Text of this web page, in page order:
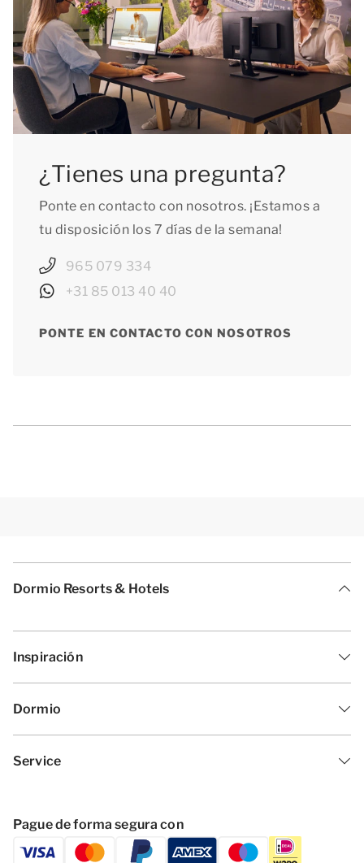
¿Tienes una pregunta?
Ponte en contacto con nosotros. ¡Estamos a
tu disposición los 7 días de la semana!
965 079 334
+31 85 013 40 40
PONTE EN CONTACTO CON NOSOTROS
Dormio Resorts & Hotels
Inspiración
Dormio
Service
Pague de forma segura con